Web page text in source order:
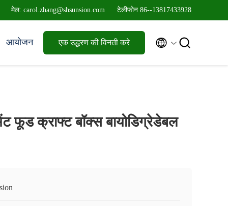
मेल: carol.zhang@shsunsion.com टेलीफोन 86--13817433928
आयोजन एक उद्धरण की विनती करे  
फूड क्राफ्ट बॉक्स बायोडिग्रेडेबल